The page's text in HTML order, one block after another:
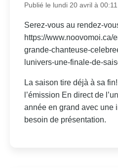
Publié le lundi 20 avril à 00:11
Serez-vous au rendez-
https://www.noovomoi.ca/
grande-chanteuse-
lunivers-une-finale-de-
La saison tire déjà à sa
l’émission En direct de
année en grand avec une
besoin de présentation.